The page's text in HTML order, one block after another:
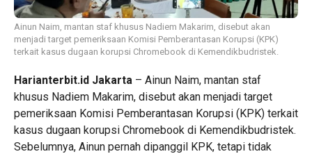
Ainun Naim, mantan staf khusus Nadiem Makarim, disebut akan
menjadi target pemeriksaan Komisi Pemberantasan Korupsi (KPK)
terkait kasus dugaan korupsi Chromebook di Kemendikbudristek.
Harianterbit.id Jakarta – Ainun Naim, mantan staf
khusus Nadiem Makarim, disebut akan menjadi target
pemeriksaan Komisi Pemberantasan Korupsi (KPK) terkait
kasus dugaan korupsi Chromebook di Kemendikbudristek.
Sebelumnya, Ainun pernah dipanggil KPK, tetapi tidak